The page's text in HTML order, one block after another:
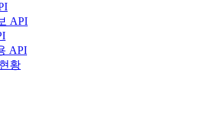
API
API
황